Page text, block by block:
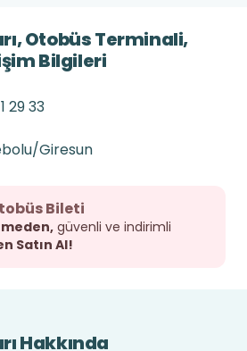
Otobüs Terminali,
Bilgileri
29 33
Giresun
Bileti
güvenli ve indirimli
Satın Al!
Hakkında